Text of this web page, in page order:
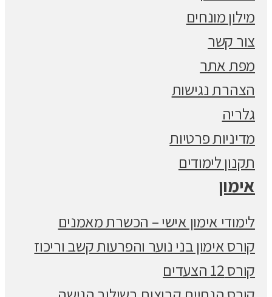
מילון מונחים
צור קשר
מפת אתר
הצהרת נגישות
גלריה
מדיניות פרטיות
תקנון לימודים
אימון
לימודי אימון אישי – הכשרת מאמנים
קורס אימון בני נוער והפרעות קשב וריכוז
קורס 12 הצעדים